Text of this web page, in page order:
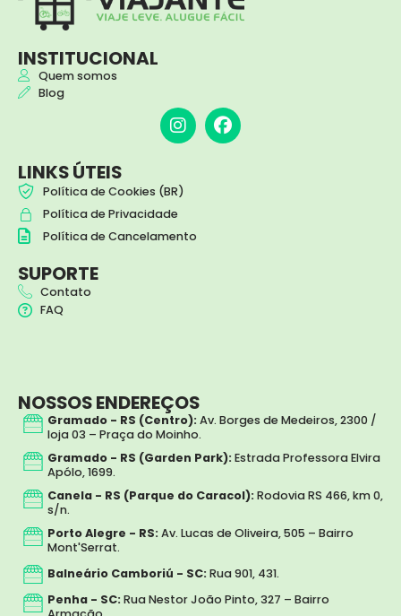
INSTITUCIONAL
Quem somos
Blog
I
n
s
a
g
r
a
F
a
c
LINKS ÚTEIS
Política de Cookies (BR)
Política de Privacidade
Política de Cancelamento
SUPORTE
Contato
FAQ
NOSSOS ENDEREÇOS
Gramado - RS (Centro): Av. Borges de Medeiros, 2300 /
loja 03 – Praça do Moinho.
Gramado - RS (Garden Park): Estrada Professora Elvira
Apólo, 1699.
Canela - RS (Parque do Caracol): Rodovia RS 466, km 0,
s/n.
Porto Alegre - RS: Av. Lucas de Oliveira, 505 – Bairro
Mont'Serrat.
Balneário Camboriú - SC: Rua 901, 431.
Penha - SC: Rua Nestor João Pinto, 327 – Bairro